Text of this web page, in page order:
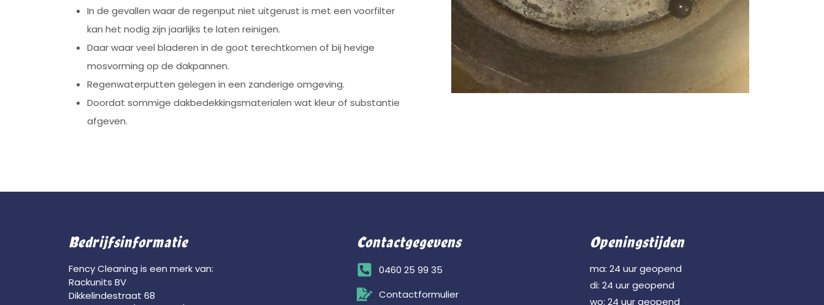
In de gevallen waar de regenput niet uitgerust is met een voorfilter
kan het nodig zijn jaarlijks te laten reinigen.
Daar waar veel bladeren in de goot terechtkomen of bij hevige
mosvorming op de dakpannen.
Regenwaterputten gelegen in een zanderige omgeving.
Doordat sommige dakbedekkingsmaterialen wat kleur of substantie
afgeven.
Bedrijfsinformatie
Fency Cleaning is een merk van:
Rackunits BV
Dikkelindestraat 68
Contactgegevens
0460 25 99 35
Contactformulier
Openingstijden
ma: 24 uur geopend
di: 24 uur geopend
wo: 24 uur geopend